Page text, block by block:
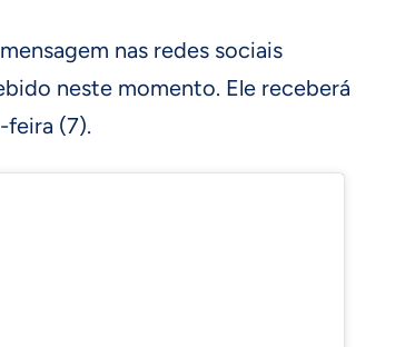
nas redes sociais
neste momento. Ele receberá
feira (7).